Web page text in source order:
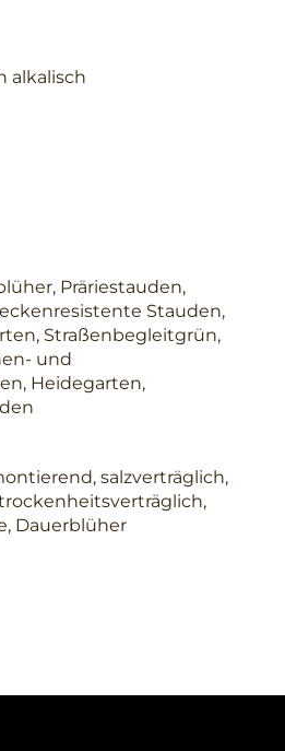
alkalisch
Präriestauden,
Stauden,
Straßenbegleitgrün,
und
Heidegarten,
salzverträglich,
Dauerblüher